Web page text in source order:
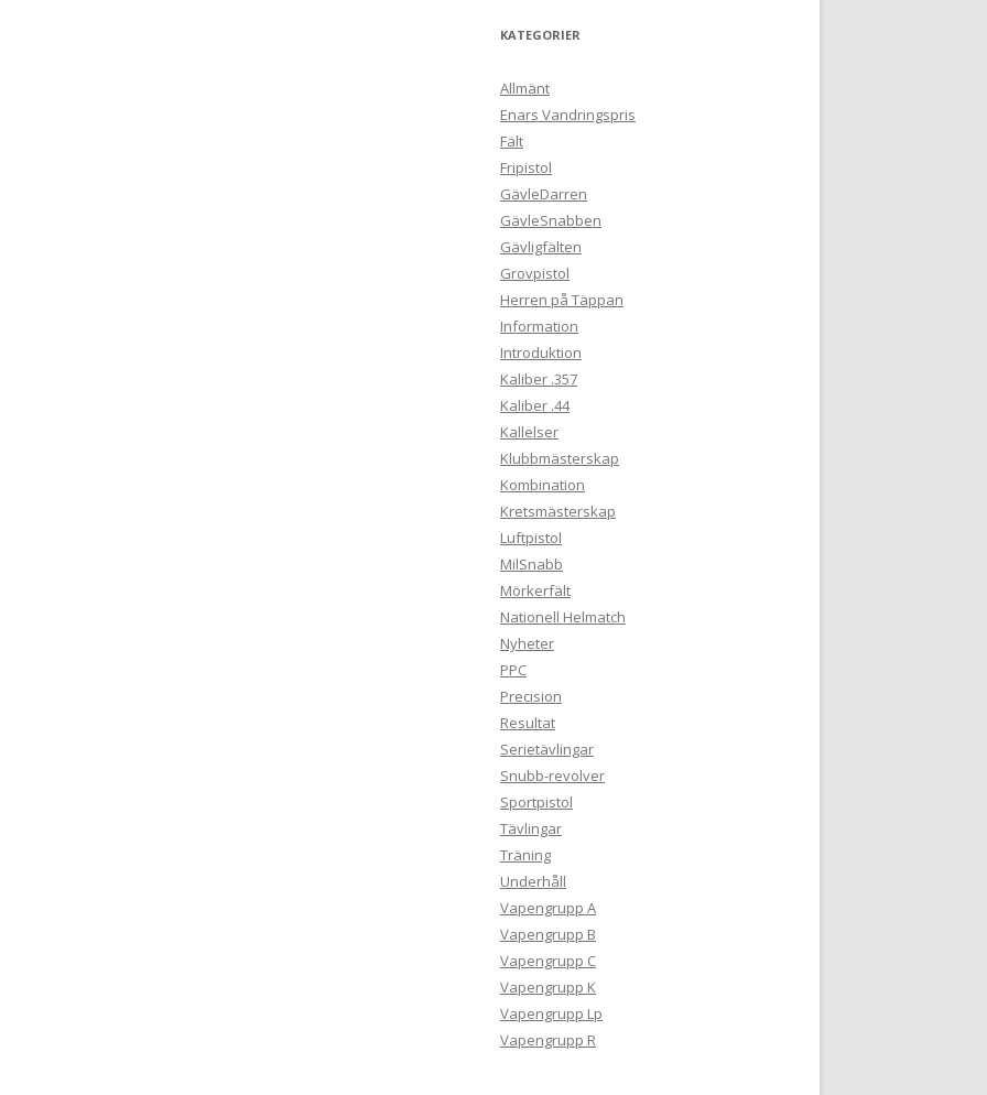
KATEGORIER
Allmänt
Enars Vandringspris
Fält
Fripistol
GävleDarren
GävleSnabben
Gävligfälten
Grovpistol
Herren på Täppan
Information
Introduktion
Kaliber .357
Kaliber .44
Kallelser
Klubbmästerskap
Kombination
Kretsmästerskap
Luftpistol
MilSnabb
Mörkerfält
Nationell Helmatch
Nyheter
PPC
Precision
Resultat
Serietävlingar
Snubb-revolver
Sportpistol
Tävlingar
Träning
Underhåll
Vapengrupp A
Vapengrupp B
Vapengrupp C
Vapengrupp K
Vapengrupp Lp
Vapengrupp R